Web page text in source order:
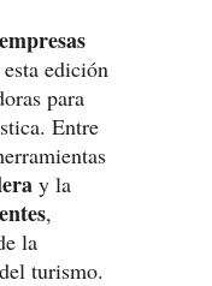
edición
para
Entre
y la
,
la
turismo.